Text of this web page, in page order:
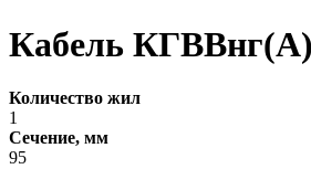
Кабель
Количество жил
1
Сечение, мм
95